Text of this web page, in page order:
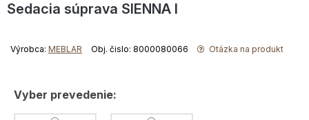
Sedacia súprava SIENNA I
Výrobca: MEBLAR Obj. čislo: 8000080066 Otázka na produkt
Vyber prevedenie: